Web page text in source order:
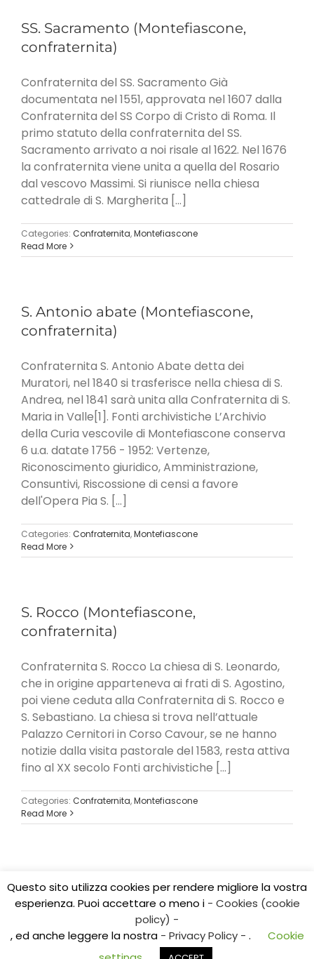
SS. Sacramento (Montefiascone,
confraternita)
Confraternita del SS. Sacramento Già
documentata nel 1551, approvata nel 1607 dalla
Confraternita del SS Corpo di Cristo di Roma. Il
primo statuto della confraternita del SS.
Sacramento arrivato a noi risale al 1622. Nel 1676
la confraternita viene unita a quella del Rosario
dal vescovo Massimi. Si riunisce nella chiesa
cattedrale di S. Margherita [...]
Categories: Confraternita,Montefiascone
Read More
S. Antonio abate (Montefiascone,
confraternita)
Confraternita S. Antonio Abate detta dei
Muratori, nel 1840 si trasferisce nella chiesa di S.
Andrea, nel 1841 sarà unita alla Confraternita di S.
Maria in Valle[1]. Fonti archivistiche L’Archivio
della Curia vescovile di Montefiascone conserva
6 u.a. datate 1756 - 1952: Vertenze,
Riconoscimento giuridico, Amministrazione,
Consuntivi, Riscossione di censi a favore
dell'Opera Pia S. [...]
Categories: Confraternita,Montefiascone
Read More
S. Rocco (Montefiascone,
confraternita)
Confraternita S. Rocco La chiesa di S. Leonardo,
che in origine apparteneva ai frati di S. Agostino,
poi viene ceduta alla Confraternita di S. Rocco e
S. Sebastiano. La chiesa si trova nell’attuale
Palazzo Cernitori in Corso Cavour, se ne hanno
notizie dalla visita pastorale del 1583, resta attiva
fino al XX secolo Fonti archivistiche [...]
Categories: Confraternita,Montefiascone
Read More
Copyright 2017 CEDIDO v.2.3 | All Rights Reserved | Tel.
0761/325584
E-mail: cedidoviterbo@gmail.com | E-mail:
centroricerchealtolazio@gmail.com
Questo sito utilizza cookies per rendere migliore la vostra
esperienza. Puoi accettare o meno i - Cookies (cookie
policy) -
, ed anche leggere la nostra - Privacy Policy - .
Cookie